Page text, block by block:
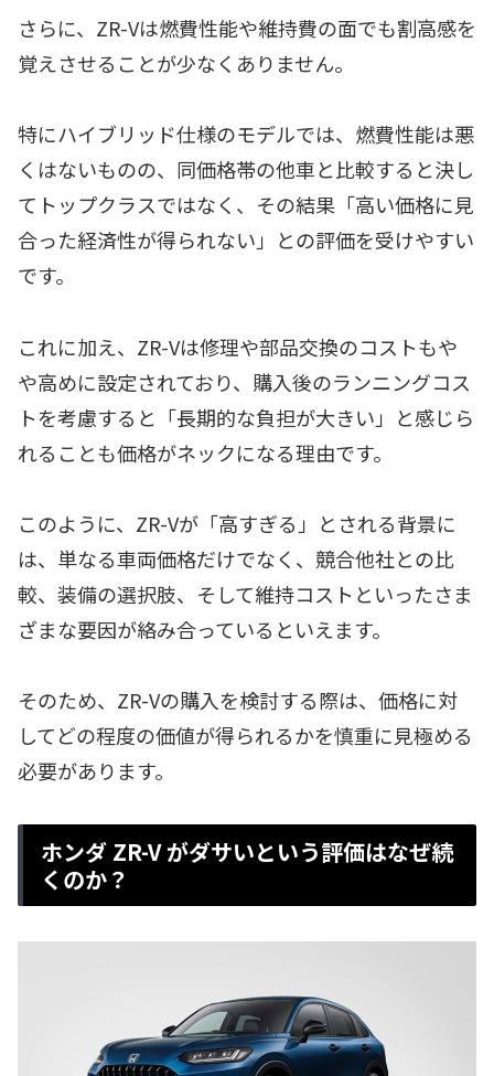
さらに、ZR-Vは燃費性能や維持費の面でも割高感を
覚えさせることが少なくありません。
特にハイブリッド仕様のモデルでは、燃費性能は悪
くはないものの、同価格帯の他車と比較すると決し
てトップクラスではなく、その結果「高い価格に見
合った経済性が得られない」との評価を受けやすい
です。
これに加え、ZR-Vは修理や部品交換のコストもや
や高めに設定されており、購入後のランニングコス
トを考慮すると「長期的な負担が大きい」と感じら
れることも価格がネックになる理由です。
このように、ZR-Vが「高すぎる」とされる背景に
は、単なる車両価格だけでなく、競合他社との比
較、装備の選択肢、そして維持コストといったさま
ざまな要因が絡み合っているといえます。
そのため、ZR-Vの購入を検討する際は、価格に対
してどの程度の価値が得られるかを慎重に見極める
必要があります。
ホンダ ZR-V がダサいという評価はなぜ続
くのか？